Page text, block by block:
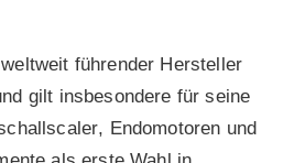
Unsere Partner
führender Hersteller
gilt insbesondere für seine
, Endomotoren und